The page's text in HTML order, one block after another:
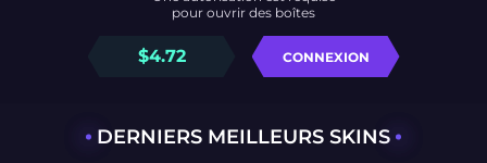
$4.72 CONNEXION
pour ouvrir des boîtes
DERNIERS MEILLEURS SKINS